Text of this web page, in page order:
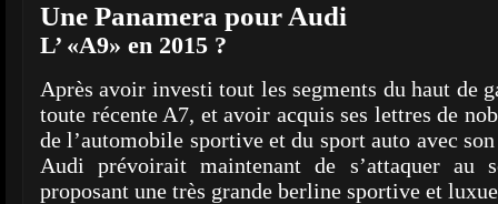
Une Panamera pour Audi
L’ «A9» en 2015 ?
Après avoir investi tout les segments du haut de
toute récente A7, et avoir acquis ses lettres de
de l’automobile sportive et du sport auto avec
Audi prévoirait maintenant de s’attaquer au
proposant une très grande berline sportive et